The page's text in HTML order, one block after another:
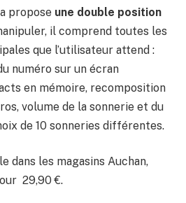
propose une double position
il comprend toutes les
que l’utilisateur attend :
numéro sur un écran
en mémoire, recomposition
volume de la sonnerie et du
de 10 sonneries différentes.
dans les magasins Auchan,
29,90 €.